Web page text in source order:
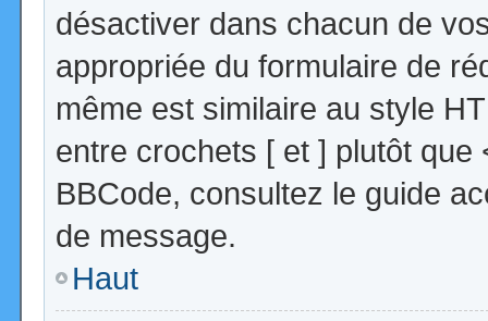
désactiver dans chacun de
appropriée du formulaire de
même est similaire au style
entre crochets [ et ] plutôt que
BBCode, consultez le guide
de message.
Haut